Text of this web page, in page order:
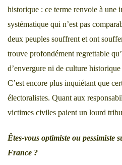
historique : ce terme renvoie à une
systématique qui n’est pas
deux peuples souffrent et ont
trouve profondément regrettable
d’envergure ni de culture
C’est encore plus inquiétant que
électoralistes. Quant aux
victimes civiles paient un lourd
Êtes-vous optimiste ou pessimiste
France ?